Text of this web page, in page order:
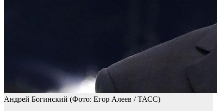
Андрей Богинский (Фото: Егор Алеев / ТАСС)